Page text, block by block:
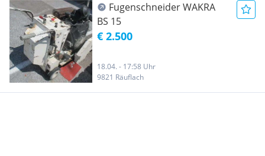
Fugenschneider WAKRA
BS 15
€ 2.500
18.04. - 17:58 Uhr
9821 Räuflach